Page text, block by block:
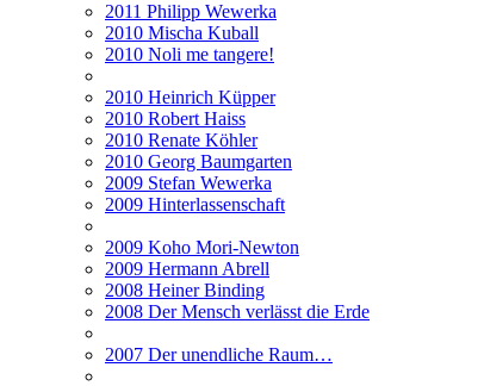
2011 Philipp Wewerka
2010 Mischa Kuball
2010 Noli me tangere!
2010 Heinrich Küpper
2010 Robert Haiss
2010 Renate Köhler
2010 Georg Baumgarten
2009 Stefan Wewerka
2009 Hinterlassenschaft
2009 Koho Mori-Newton
2009 Hermann Abrell
2008 Heiner Binding
2008 Der Mensch verlässt die Erde
2007 Der unendliche Raum…